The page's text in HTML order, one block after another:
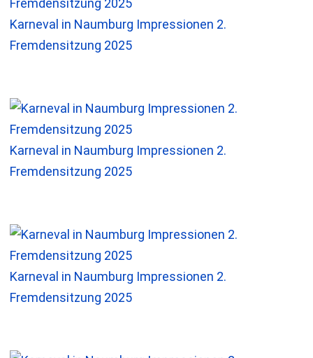
Karneval in Naumburg Impressionen 2.
Fremdensitzung 2025
Karneval in Naumburg Impressionen 2.
Fremdensitzung 2025
Karneval in Naumburg Impressionen 2.
Fremdensitzung 2025